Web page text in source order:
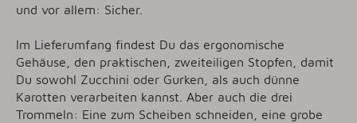
und vor allem: Sicher.
Im Lieferumfang findest Du das ergonomische
Gehäuse, den praktischen, zweiteiligen Stopfen, damit
Du sowohl Zucchini oder Gurken, als auch dünne
Karotten verarbeiten kannst. Aber auch die drei
Trommeln: Eine zum Scheiben schneiden, eine grobe